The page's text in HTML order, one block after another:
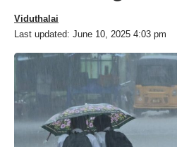
Last updated: June 10, 2025 4:03 pm
Viduthalai